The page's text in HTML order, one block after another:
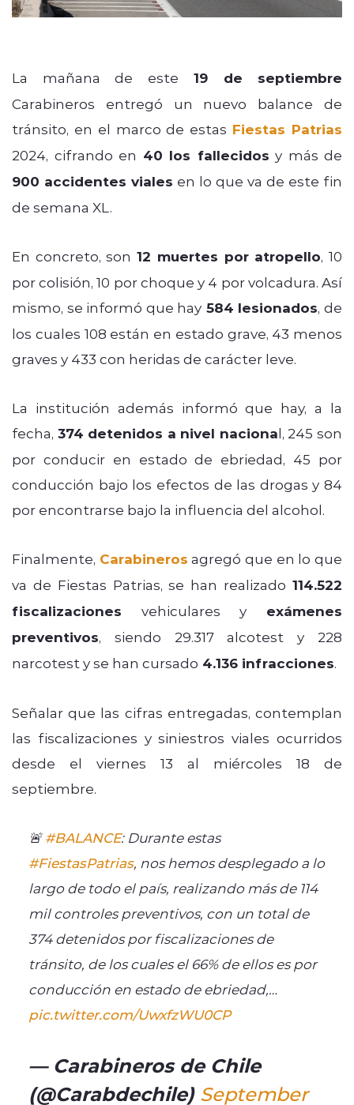
La mañana de este 19 de septiembre
Carabineros entregó un nuevo balance de
tránsito, en el marco de estas Fiestas Patrias
2024, cifrando en 40 los fallecidos y más de
900 accidentes viales en lo que va de este fin
de semana XL.
En concreto, son12 muertes por atropello, 10
por colisión, 10 por choque y 4 por volcadura. Así
mismo, se informó que hay 584 lesionados, de
los cuales 108 están en estado grave, 43 menos
graves y 433 con heridas de carácter leve.
La institución además informó que hay, a la
fecha, 374 detenidos a nivel nacional, 245 son
por conducir en estado de ebriedad, 45 por
conducción bajo los efectos de las drogas y 84
por encontrarse bajo la influencia del alcohol.
Finalmente, Carabineros agregó que en lo que
va de Fiestas Patrias, se han realizado 114.522
fiscalizaciones vehiculares y exámenes
preventivos, siendo 29.317 alcotest y 228
narcotest y se han cursado 4.136 infracciones.
Señalar que las cifras entregadas, contemplan
las fiscalizaciones y siniestros viales ocurridos
desde el viernes 13 al miércoles 18 de
septiembre.
🚨#BALANCE: Durante estas
#FiestasPatrias, nos hemos desplegado a lo
largo de todo el país, realizando más de 114
mil controles preventivos, con un total de
374 detenidos por fiscalizaciones de
tránsito, de los cuales el 66% de ellos es por
conducción en estado de ebriedad,…
pic.twitter.com/UwxfzWU0CP
— Carabineros de Chile
(@Carabdechile) September